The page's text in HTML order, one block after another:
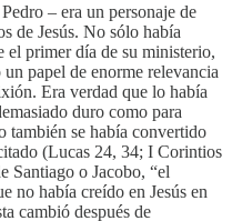
– era un personaje de
de Jesús. No sólo había
el primer día de su ministerio,
papel de enorme relevancia
Era verdad que lo había
duro como para
también se había convertido
(Lucas 24, 34; I Corintios
Santiago o Jacobo, “el
no había creído en Jesús en
cambió después de